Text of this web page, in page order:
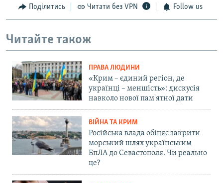
Поділитись Читати без VPN Follow us
Читайте також
ПРАВА ЛЮДИНИ
«Крим – єдиний регіон, де
українці – меншість»: дискусія
навколо нової пам'ятної дати
ВІЙНА ТА КРИМ
Російська влада обіцяє закрити
морський шлях українським
БпЛА до Севастополя. Чи реально
це?